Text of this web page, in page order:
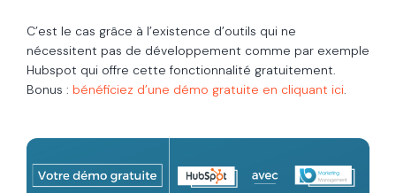
C’est le cas grâce à l’existence d’outils qui ne
nécessitent pas de développement comme par exemple
Hubspot qui offre cette fonctionnalité gratuitement.
Bonus : bénéficiez d’une démo gratuite en cliquant ici.